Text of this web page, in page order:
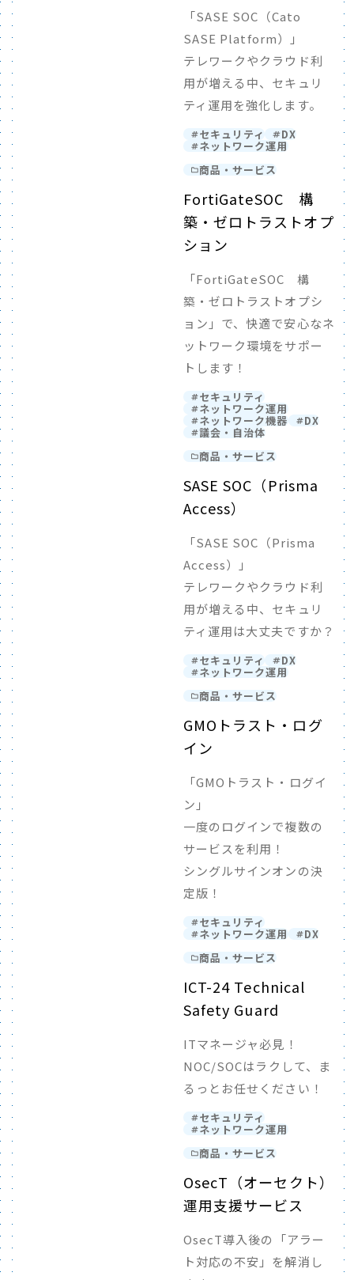
「SASE SOC（Cato
SASE Platform）」
テレワークやクラウド利
用が増える中、セキュリ
ティ運用を強化します。
セキュリティ DX
ネットワーク運用
商品・サービス
FortiGateSOC 構
築・ゼロトラストオプ
ション
「FortiGateSOC 構
築・ゼロトラストオプシ
ョン」で、快適で安心なネ
ットワーク環境をサポー
トします！
セキュリティ
ネットワーク運用
ネットワーク機器 DX
議会・自治体
商品・サービス
SASE SOC（Prisma
Access）
「SASE SOC（Prisma
Access）」
テレワークやクラウド利
用が増える中、セキュリ
ティ運用は大丈夫ですか？
セキュリティ DX
ネットワーク運用
商品・サービス
GMOトラスト・ログ
イン
「GMOトラスト・ログイ
ン」
一度のログインで複数の
サービスを利用！
シングルサインオンの決
定版！
セキュリティ
ネットワーク運用
DX
商品・サービス
ICT-24 Technical
Safety Guard
ITマネージャ必見！
NOC/SOCはラクして、ま
るっとお任せください！
セキュリティ
ネットワーク運用
商品・サービス
OsecT（オーセクト）
運用支援サービス
OsecT導入後の「アラー
ト対応の不安」を解消し